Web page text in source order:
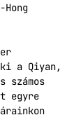
a Qiyan,
számos
egyre